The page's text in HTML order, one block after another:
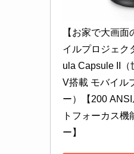
【お家で大画
イルプロジェク
ula Capsule II（
V搭載 モバイル
ー）【200
トフォーカス機
ー】